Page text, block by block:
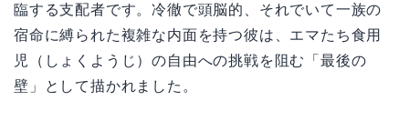
臨する支配者です。冷徹で頭脳的、それでいて一族の
宿命に縛られた複雑な内面を持つ彼は、エマたち食用
児（しょくようじ）の自由への挑戦を阻む「最後の
壁」として描かれました。